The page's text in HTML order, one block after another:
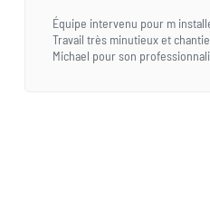
Équipe intervenu pour m
Travail très minutieux et
Michael pour son